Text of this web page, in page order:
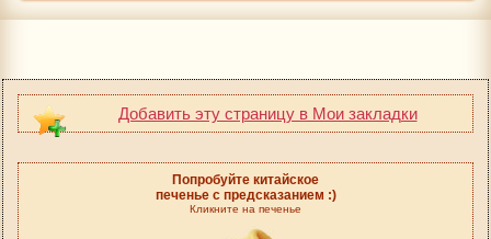
Добавить эту страницу в Мои закладки
Попробуйте китайское
печенье с предсказанием :)
Кликните на печенье